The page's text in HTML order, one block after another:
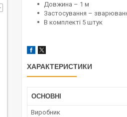
Довжина – 1 м
Застосування –
В комплекті 5 штук
ХАРАКТЕРИСТИКИ
ОСНОВНІ
Виробник